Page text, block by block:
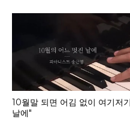
10월말 되면 어김 없이 여기저
날에"